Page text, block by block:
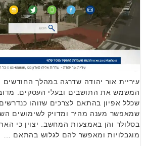
עיריית אור יהודה שדרגה במהלך
המשמש את התושבים ובעלי העסקים.
שכלל אפיון בהתאם לצרכים שזוהו
שמאפשר מענה מהיר ומדויק לשימושים
בסלולר והן באמצעות המחשב. יצוין כי
מוגבלויות ומאפשר להם לגלוש בהתאם …